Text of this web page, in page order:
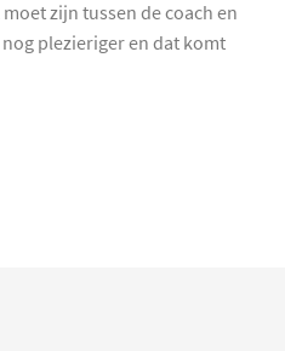
zijn tussen de coach en
plezieriger en dat komt